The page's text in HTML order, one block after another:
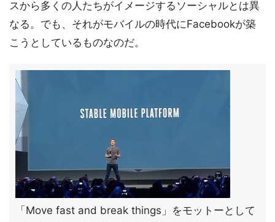
スから多くの人たちがイメージするソーシャルとは異
なる。でも、それがモバイルの時代にFacebookが築
こうとしているものなのだ。
「Move fast and break things」をモットーとして